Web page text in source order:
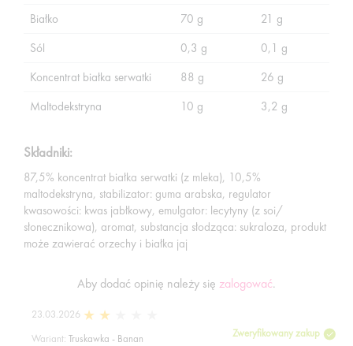
Białko
70 g
21 g
Sól
0,3 g
0,1 g
Koncentrat białka serwatki
88 g
26 g
Maltodekstryna
10 g 3,2 g
Składniki:
87,5% koncentrat białka serwatki (z mleka), 10,5%
maltodekstryna, stabilizator: guma arabska, regulator
kwasowości: kwas jabłkowy, emulgator: lecytyny (z soi/
słonecznikowa), aromat, substancja słodząca: sukraloza, produkt
może zawierać orzechy i białka jaj
Aby dodać opinię należy się zalogować.
23.03.2026
Zweryfikowany zakup
Wariant: Truskawka - Banan